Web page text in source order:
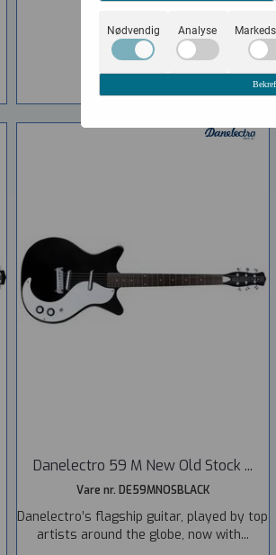
KJØP
Danelectro 59 M New Old Stock ...
Vare nr. DE59MNOSBLACK
Danelectro’s flagship guitar, played by top
artists around the globe, now with...
Nødvendig Analyse